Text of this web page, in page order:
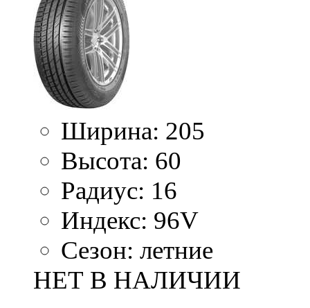
Ширина: 205
Высота: 60
Радиус: 16
Индекс: 96V
Сезон: летние
НЕТ В НАЛИЧИИ